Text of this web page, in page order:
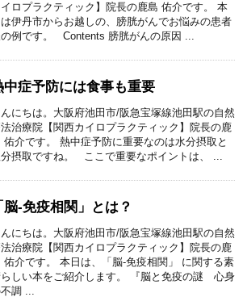
ロプラクティック】院長の鹿島 佑介です。 本
は伊丹市からお越しの、膀胱がんでお悩みの患者
例です。 Contents 膀胱がんの原因 ...
中症予防には食事も重要
にちは。大阪府池田市/阪急宝塚線池田駅の自然
治療院【関西カイロプラクティック】院長の鹿
佑介です。 熱中症予防に重要なのは水分摂取と
摂取ですね。 ここで重要なポイントは、 ...
脳-免疫相関」とは？
にちは。大阪府池田市/阪急宝塚線池田駅の自然
治療院【関西カイロプラクティック】院長の鹿
佑介です。 本日は、「脳-免疫相関」 に関する素
しい本をご紹介します。 『脳と免疫の謎 心身
調 ...